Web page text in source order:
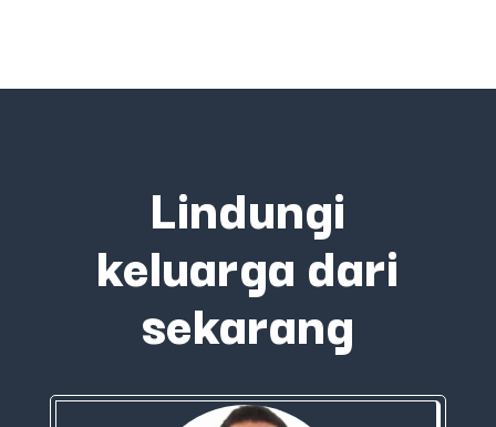
Lindungi
keluarga dari
sekarang